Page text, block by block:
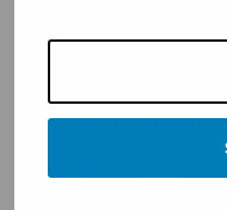
YLEINEN
Sulasol
Myymälä avoinna